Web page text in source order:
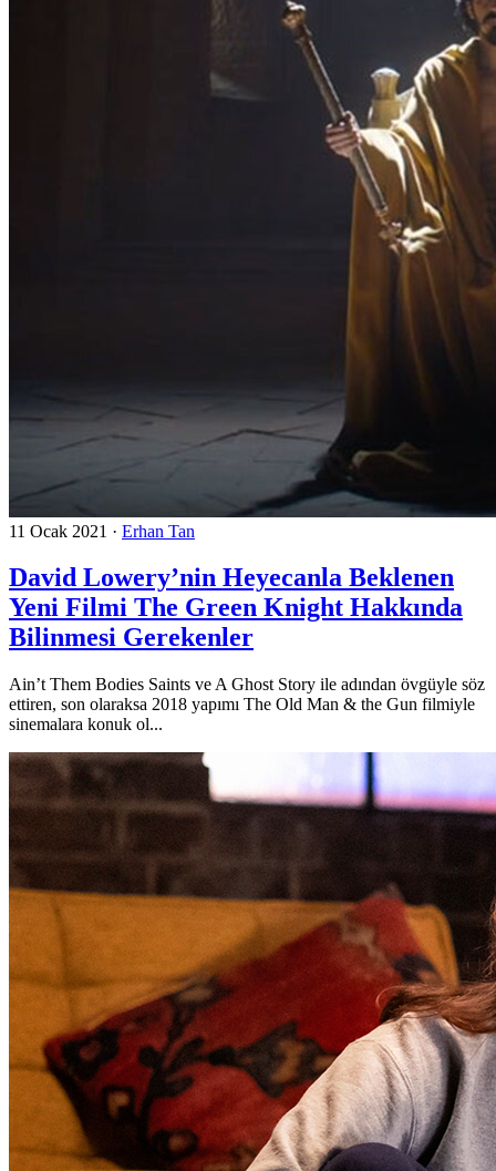
11 Ocak 2021 · Erhan Tan
David Lowery’nin Heyecanla Beklenen
Yeni Filmi The Green Knight Hakkında
Bilinmesi Gerekenler
Ain’t Them Bodies Saints ve A Ghost Story ile adından övgüyle söz
ettiren, son olaraksa 2018 yapımı The Old Man & the Gun filmiyle
sinemalara konuk ol...